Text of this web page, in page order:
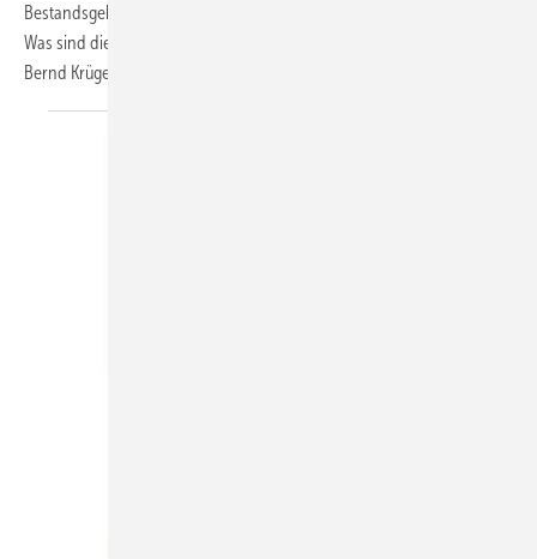
Bestandsgebäude und worauf muss man beim Einregulieren achten?
Was sind die häufigsten Probleme? Antworten gibt Taconova-Experte
Bernd Krüger.